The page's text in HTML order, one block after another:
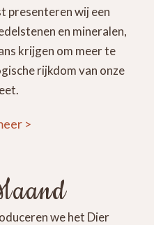
presenteren wij een
en mineralen,
krijgen om meer te
rijkdom van onze
>
we het Dier